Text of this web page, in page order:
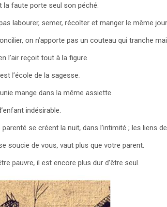
la faute porte seul son péché.
labourer, semer, récolter et manger le même
on n’apporte pas un couteau qui tranche
l’air reçoit tout à la figure.
l’école de la sagesse.
mange dans la même assiette.
indésirable.
parenté se créent la nuit, dans l’intimité ; les liens
soucie de vous, vaut plus que votre parent.
pauvre, il est encore plus dur d’être seul.